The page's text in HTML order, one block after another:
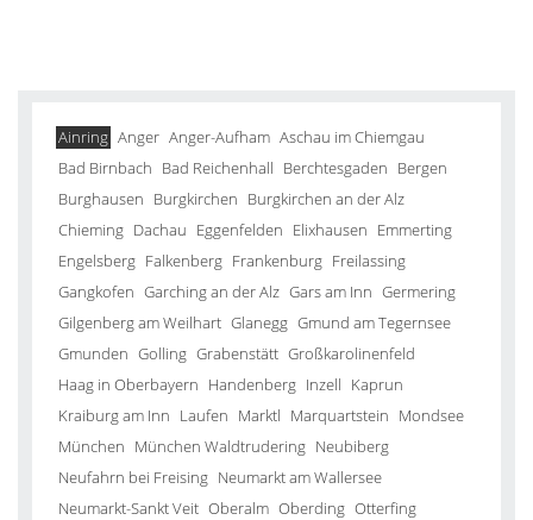
Ainring Anger Anger-Aufham Aschau im Chiemgau
Bad Birnbach Bad Reichenhall Berchtesgaden Bergen
Burghausen Burgkirchen Burgkirchen an der Alz
Chieming Dachau Eggenfelden Elixhausen Emmerting
Engelsberg Falkenberg Frankenburg Freilassing
Gangkofen Garching an der Alz Gars am Inn Germering
Gilgenberg am Weilhart Glanegg Gmund am Tegernsee
Gmunden Golling Grabenstätt Großkarolinenfeld
Haag in Oberbayern Handenberg Inzell Kaprun
Kraiburg am Inn Laufen Marktl Marquartstein Mondsee
München München Waldtrudering Neubiberg
Neufahrn bei Freising Neumarkt am Wallersee
Neumarkt-Sankt Veit Oberalm Oberding Otterfing